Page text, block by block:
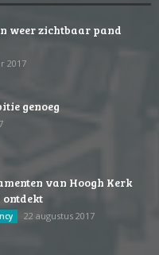
weer zichtbaar pand
2017
genoeg
van Hoogh Kerk
22 augustus 2017